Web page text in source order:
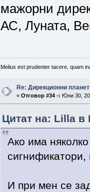
мажорни
АС, Луната,
Melius est prudenter tacere, quam
Re: Дирекционни
« Отговор #34 -: Юни 30,
Цитат на: Lilla в
Ако има
И при мен се